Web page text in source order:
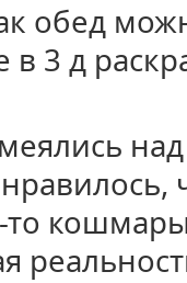
обед
3 д
то